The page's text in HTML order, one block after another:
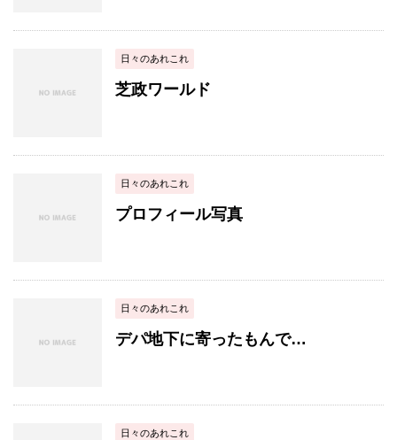
日々のあれこれ
芝政ワールド
日々のあれこれ
プロフィール写真
日々のあれこれ
デパ地下に寄ったもんで…
日々のあれこれ